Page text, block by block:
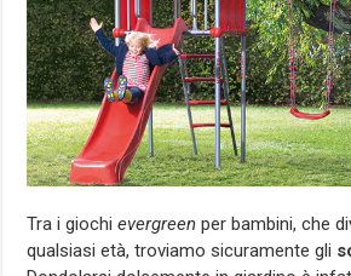
Tra i giochievergreen per bambini, che
qualsiasi età, troviamo sicuramente gli